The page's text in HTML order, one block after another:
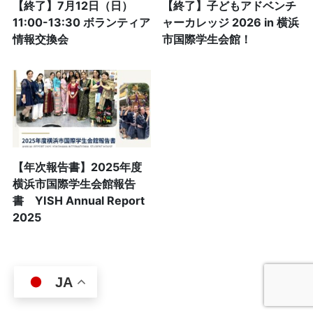
【終了】7月12日（日）
11:00-13:30 ボランティア
情報交換会
【終了】子どもアドベンチ
ャーカレッジ 2026 in 横浜
市国際学生会館！
【年次報告書】2025年度
横浜市国際学生会館報告
書 YISH Annual Report
2025
JA